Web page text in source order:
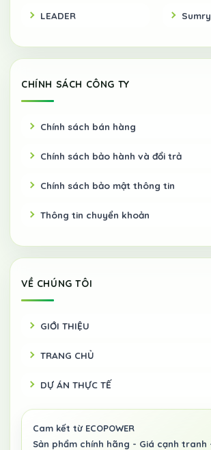
LEADER Sumry
CHÍNH SÁCH CÔNG TY
Chính sách bán hàng
Chính sách bảo hành và đổi trả
Chính sách bảo mật thông tin
Thông tin chuyển khoản
VỀ CHÚNG TÔI
GIỚI THIỆU
TRANG CHỦ
DỰ ÁN THỰC TẾ